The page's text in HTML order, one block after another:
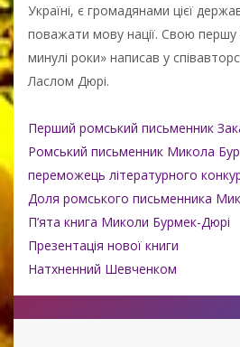
Україні, є громадянами цієї
поважати мову нації. Cвою першу
минулі роки» написав у
Ласлом Дюрі.
Перший ромський письменник
Ромський письменник Микола
переможець літературного
Доля ромського письменника
П’ята книга Миколи Бурмек-Дюрі
Презентація нової книги
Натхненний Шевченком